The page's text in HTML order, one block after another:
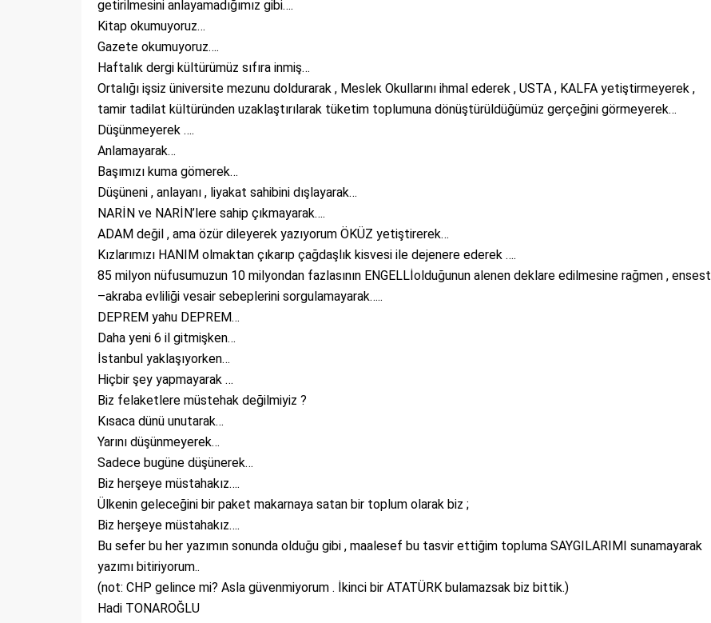
getirilmesini anlayamadığımız gibi….
Kitap okumuyoruz…
Gazete okumuyoruz….
Haftalık dergi kültürümüz sıfıra inmiş…
Ortalığı işsiz üniversite mezunu doldurarak , Meslek Okullarını ihmal ederek , USTA , KALFA yetiştirmeyerek ,
tamir tadilat kültüründen uzaklaştırılarak tüketim toplumuna dönüştürüldüğümüz gerçeğini görmeyerek…
Düşünmeyerek ….
Anlamayarak…
Başımızı kuma gömerek…
Düşüneni , anlayanı , liyakat sahibini dışlayarak…
NARİN ve NARİN’lere sahip çıkmayarak….
ADAM değil , ama özür dileyerek yazıyorum ÖKÜZ yetiştirerek…
Kızlarımızı HANIM olmaktan çıkarıp çağdaşlık kisvesi ile dejenere ederek ….
85 milyon nüfusumuzun 10 milyondan fazlasının ENGELLİolduğunun alenen deklare edilmesine rağmen , ensest
–akraba evliliği vesair sebeplerini sorgulamayarak…..
DEPREM yahu DEPREM…
Daha yeni 6 il gitmişken…
İstanbul yaklaşıyorken…
Hiçbir şey yapmayarak …
Biz felaketlere müstehak değilmiyiz ?
Kısaca dünü unutarak…
Yarını düşünmeyerek…
Sadece bugüne düşünerek…
Biz herşeye müstahakız….
Ülkenin geleceğini bir paket makarnaya satan bir toplum olarak biz ;
Biz herşeye müstahakız….
Bu sefer bu her yazımın sonunda olduğu gibi , maalesef bu tasvir ettiğim topluma SAYGILARIMI sunamayarak
yazımı bitiriyorum..
(not: CHP gelince mi? Asla güvenmiyorum . İkinci bir ATATÜRK bulamazsak biz bittik.)
Hadi TONAROĞLU